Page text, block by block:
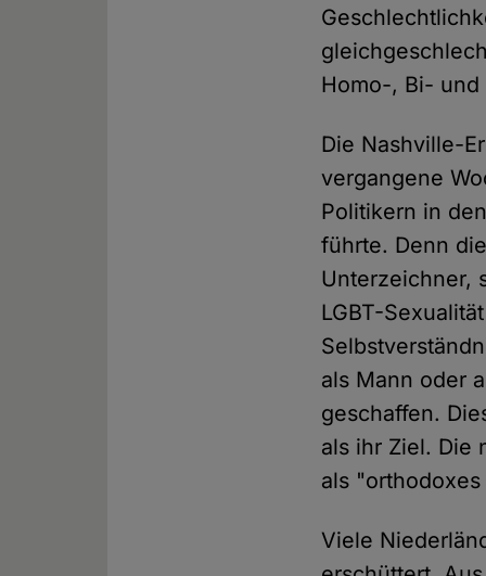
Homo-, Bi-
Die Nashville-
vergangene
Politikern in
führte. Denn
Unterzeichner,
LGBT-
als Mann oder
geschaffen.
als ihr Ziel. Die
als
Viele